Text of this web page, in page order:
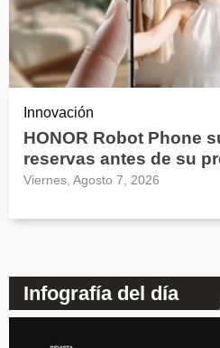
Innovación
HONOR Robot Phone
reservas antes de su
Viernes, Agosto 7, 2026
Infografía del día